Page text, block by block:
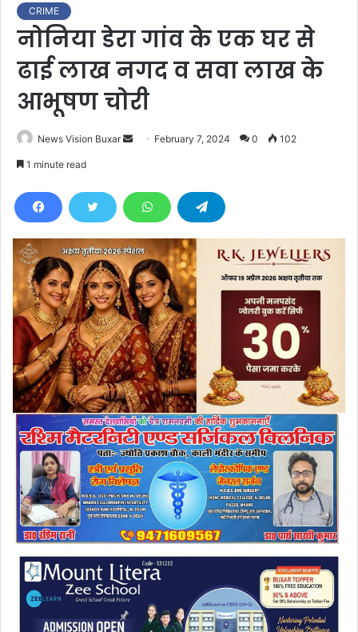
CRIME
नोनिया डेरा गांव के एक घर से
ढाई लाख नगद व सवा लाख के
आभूषण चोरी
News Vision Buxar
d
e
m
a
i
l
February 7, 2024 0 102
1 minute read